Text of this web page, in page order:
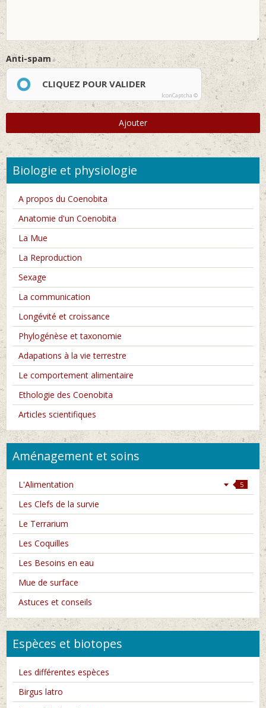
Anti-spam
CLIQUEZ POUR VALIDER
IconCaptcha ©
Ajouter
Biologie et physiologie
A propos du Coenobita
Anatomie d'un Coenobita
La Mue
La Reproduction
Sexage
La communication
Longévité et croissance
Phylogénèse et taxonomie
Adapations à la vie terrestre
Le comportement alimentaire
Ethologie des Coenobita
Articles scientifiques
Aménagement et soins
L'Alimentation 5
Les Clefs de la survie
Le Terrarium
Les Coquilles
Les Besoins en eau
Mue de surface
Astuces et conseils
Espèces et biotopes
Les différentes espèces
Birgus latro